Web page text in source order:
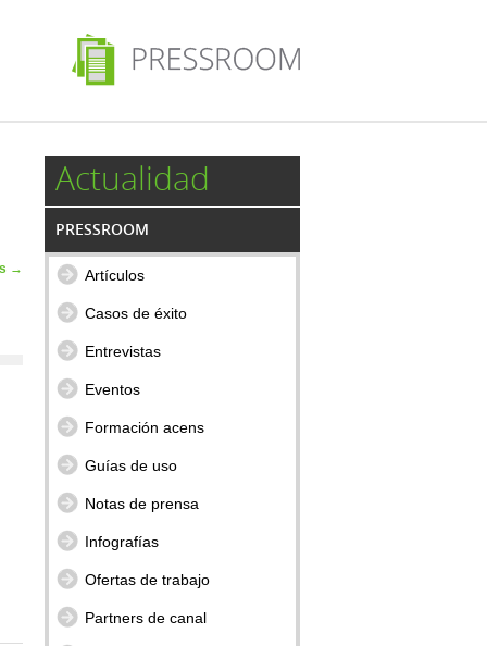
→
Actualidad
PRESSROOM
Artículos
Casos de éxito
Entrevistas
Eventos
Formación acens
Guías de uso
Notas de prensa
Infografías
Ofertas de trabajo
Partners de canal